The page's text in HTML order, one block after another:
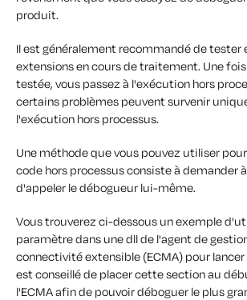
produit.
Il est généralement recommandé de tester
extensions en cours de traitement. Une
testée, vous passez à l'exécution hors
certains problèmes peuvent survenir
l'exécution hors processus.
Une méthode que vous pouvez utiliser
code hors processus consiste à demander
d'appeler le débogueur lui-même.
Vous trouverez ci-dessous un exemple
paramètre dans une dll de l'agent de
connectivité extensible (ECMA) pour lancer
est conseillé de placer cette section au
l'ECMA afin de pouvoir déboguer le plus